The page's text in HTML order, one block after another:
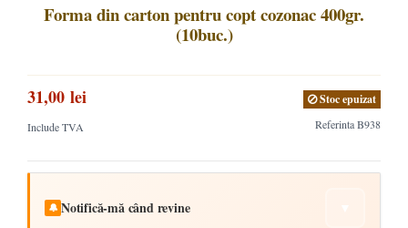
Forma din carton pentru copt cozonac 400gr.
(10buc.)
ReferintaB938
Stoc epuizat
31,00 lei
Include TVA
🔔 Notifică-mă când revine